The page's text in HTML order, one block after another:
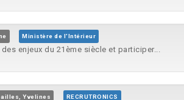
Ministère de l'Intérieur
enjeux du 21ème siècle et participer...
Yvelines RECRUTRONICS